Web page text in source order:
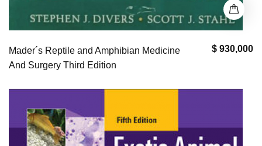
$ 930,000
Mader´s Reptile and Amphibian Medicine
And Surgery Third Edition